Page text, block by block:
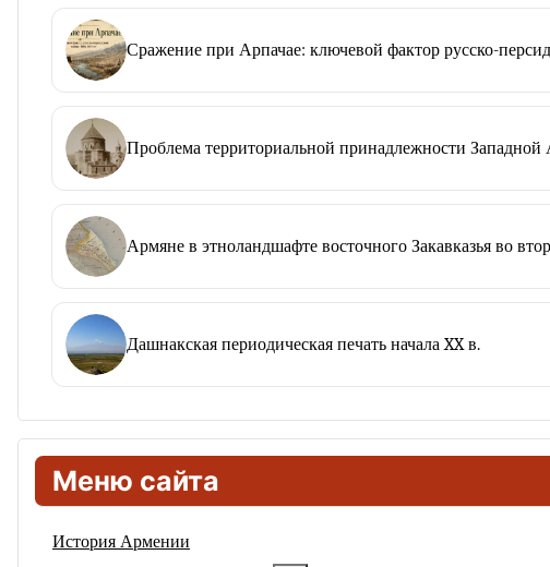
Меню сайта
История Армении
Сражение при Арпачае: ключевой фактор русско-
Проблема территориальной принадлежности Западной
Армяне в этноландшафте восточного Закавказья во
Дашнакская периодическая печать начала XX в.